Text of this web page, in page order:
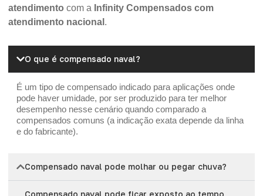
atendimento com a Infinity Compensados com
atendimento nacional .
O que é compensado naval?
É um tipo de compensado indicado para aplicações onde
pode haver umidade, por ser produzido para ter melhor
desempenho nesse cenário quando comparado a
compensados comuns (a indicação exata depende da linha
e do fabricante).
Compensado naval pode molhar ou pegar chuva?